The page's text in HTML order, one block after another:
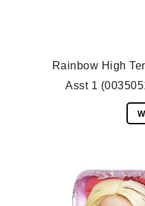
Rainbow High
Asst 1